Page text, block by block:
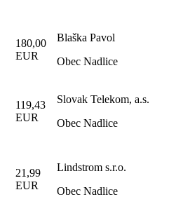
180,00
EUR
Blaška Pavol
Obec Nadlice
119,43
EUR
Slovak Telekom, a.s.
Obec Nadlice
21,99
EUR
Lindstrom s.r.o.
Obec Nadlice